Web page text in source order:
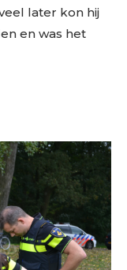
later kon hij
en was het